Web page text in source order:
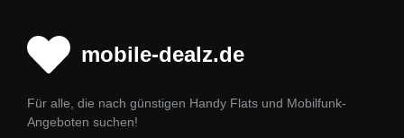
mobile-dealz.de
Für alle, die nach günstigen Handy Flats und Mobilfunk-
Angeboten suchen!